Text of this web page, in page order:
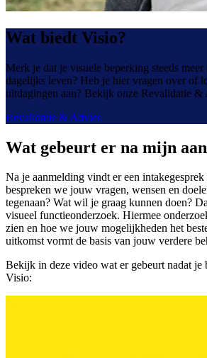
Wat biedt Visio?
Merk je dat je visuele beperking steeds
dagelijks leven? Heb je hier vragen over of
uitdagingen aan? Bekijk onze Revalidatie &
Revalidatie & Advies
Wat gebeurt er na mijn
Na je aanmelding vindt er een
bespreken we jouw vragen, wensen en
tegenaan? Wat wil je graag kunnen doen?
visueel functieonderzoek. Hiermee
zien en hoe we jouw mogelijkheden het
uitkomst vormt de basis van jouw verdere
Bekijk in deze video wat er gebeurt nadat je
Visio: